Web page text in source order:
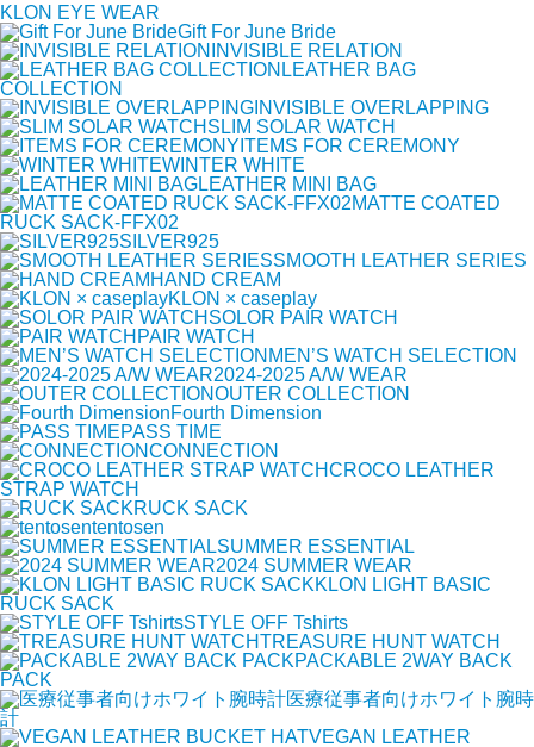
KLON EYE WEAR
Gift For June Bride
INVISIBLE RELATION
LEATHER BAG
COLLECTION
INVISIBLE OVERLAPPING
SLIM SOLAR WATCH
ITEMS FOR CEREMONY
WINTER WHITE
LEATHER MINI BAG
MATTE COATED
RUCK SACK-FFX02
SILVER925
SMOOTH LEATHER SERIES
HAND CREAM
KLON × caseplay
SOLOR PAIR WATCH
PAIR WATCH
MEN’S WATCH SELECTION
2024-2025 A/W WEAR
OUTER COLLECTION
Fourth Dimension
PASS TIME
CONNECTION
CROCO LEATHER
STRAP WATCH
RUCK SACK
tentosen
SUMMER ESSENTIAL
2024 SUMMER WEAR
KLON LIGHT BASIC
RUCK SACK
STYLE OFF Tshirts
TREASURE HUNT WATCH
PACKABLE 2WAY BACK
PACK
医療従事者向けホワイト腕時
計
VEGAN LEATHER